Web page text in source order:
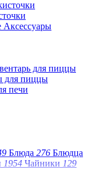
Аксессуары
для пиццы
для пиццы
печи
Блюда 276 Блюдца
1954 Чайники 129